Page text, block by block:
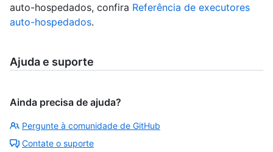
auto-hospedados, confira Referência de executores
auto-hospedados.
Ajuda e suporte
Ainda precisa de ajuda?
Pergunte à comunidade de GitHub
Contate o suporte